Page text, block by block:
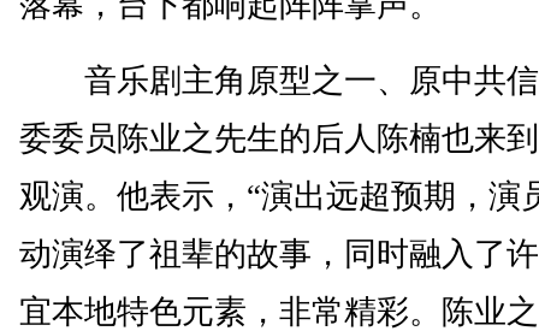
音乐剧主角原型之一、原中共
委委员陈业之先生的后人陈楠也来
观演。他表示，“演出远超预期，演
动演绎了祖辈的故事，同时融入了
宜本地特色元素，非常精彩。陈业